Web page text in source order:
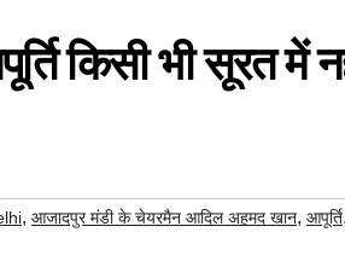
किसी भी सूरत में
, आजादपुर मंडी के चेयरमैन आदिल अहमद खान, आपूर्ति,